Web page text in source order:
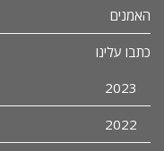
האמנים
כתבו עלינו
2023
2022